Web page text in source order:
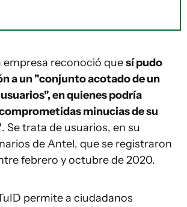
empresa reconoció quesí pudo
a un "conjunto acotado de un
en quienes podría
minucias de su
. Se trata de usuarios, en su
de Antel, que se registraron
febrero y octubre de 2020.
permite a ciudadanos